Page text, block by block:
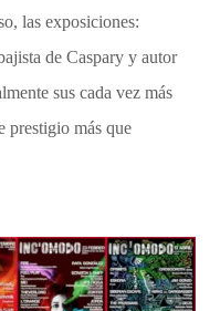
las exposiciones:
de Caspary y autor
sus cada vez más
prestigio más que